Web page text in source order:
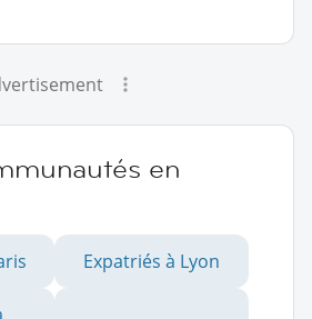
en
Expatriés à Lyon